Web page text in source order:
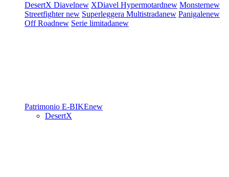
DesertX Diavelnew XDiavel Hypermotardnew Monsternew
Streetfighternew Superleggera Multistradanew Panigalenew
Off Roadnew Serie limitadanew
Patrimonio E-BIKEnew
DesertX